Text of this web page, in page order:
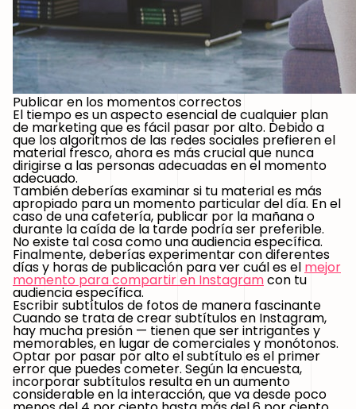
Publicar en los momentos correctos
El tiempo es un aspecto esencial de cualquier plan
de marketing que es fácil pasar por alto. Debido a
que los algoritmos de las redes sociales prefieren el
material fresco, ahora es más crucial que nunca
dirigirse a las personas adecuadas en el momento
adecuado.
También deberías examinar si tu material es más
apropiado para un momento particular del día. En el
caso de una cafetería, publicar por la mañana o
durante la caída de la tarde podría ser preferible.
No existe tal cosa como una audiencia específica.
Finalmente, deberías experimentar con diferentes
días y horas de publicación para ver cuál es el mejor
momento para compartir en Instagramcon tu
audiencia específica.
Escribir subtítulos de fotos de manera fascinante
Cuando se trata de crear subtítulos en Instagram,
hay mucha presión — tienen que ser intrigantes y
memorables, en lugar de comerciales y monótonos.
Optar por pasar por alto el subtítulo es el primer
error que puedes cometer. Según la encuesta,
incorporar subtítulos resulta en un aumento
considerable en la interacción, que va desde poco